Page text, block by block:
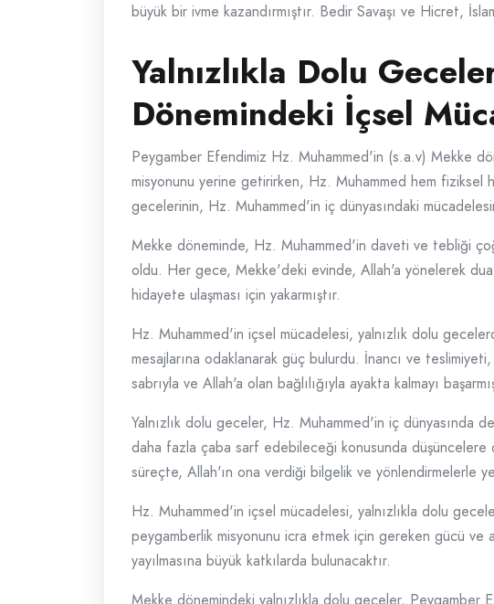
büyük bir ivme kazandırmıştır. Bedir Savaşı ve Hicret,
Yalnızlıkla Dolu
Dönemindeki İçsel
Peygamber Efendimiz Hz. Muhammed'in (s.a.v) Mekke
misyonunu yerine getirirken, Hz. Muhammed hem fiziksel
gecelerinin, Hz. Muhammed'in iç dünyasındaki
Mekke döneminde, Hz. Muhammed'in daveti ve tebliği
oldu. Her gece, Mekke'deki evinde, Allah'a yönelerek dua
hidayete ulaşması için yakarmıştır.
Hz. Muhammed'in içsel mücadelesi, yalnızlık dolu
mesajlarına odaklanarak güç bulurdu. İnancı ve
sabrıyla ve Allah'a olan bağlılığıyla ayakta kalmayı
Yalnızlık dolu geceler, Hz. Muhammed'in iç dünyasında
daha fazla çaba sarf edebileceği konusunda düşüncelere
süreçte, Allah'ın ona verdiği bilgelik ve yönlendirmelerle
Hz. Muhammed'in içsel mücadelesi, yalnızlıkla dolu
peygamberlik misyonunu icra etmek için gereken gücü ve
yayılmasına büyük katkılarda bulunacaktır.